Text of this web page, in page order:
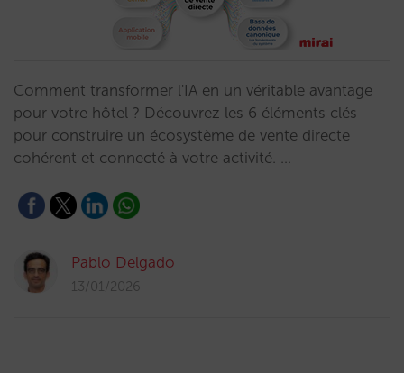
Comment transformer l'IA en un véritable avantage
pour votre hôtel ? Découvrez les 6 éléments clés
pour construire un écosystème de vente directe
cohérent et connecté à votre activité. …
Pablo Delgado
13/01/2026